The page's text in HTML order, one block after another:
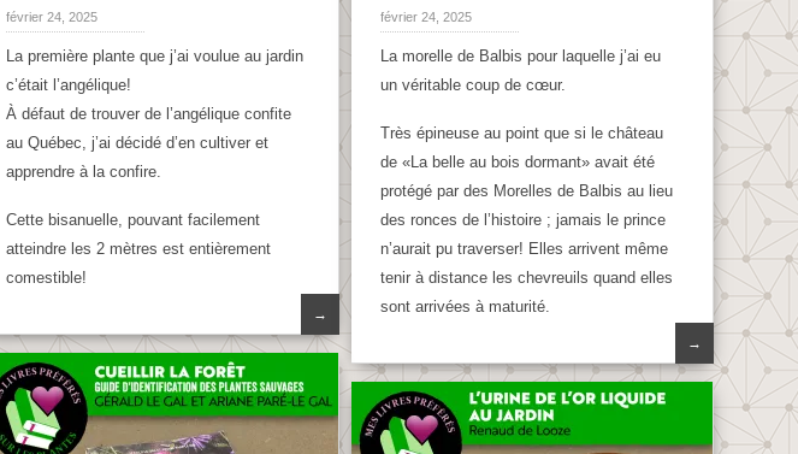
février 24, 2025
La première plante que j’ai voulue au jardin
c’était l’angélique!
À défaut de trouver de l’angélique confite
au Québec, j’ai décidé d’en cultiver et
apprendre à la confire.
Cette bisanuelle, pouvant facilement
atteindre les 2 mètres est entièrement
comestible!
→
février 24, 2025
La morelle de Balbis pour laquelle j’ai eu
un véritable coup de cœur.
Très épineuse au point que si le château
de «La belle au bois dormant» avait été
protégé par des Morelles de Balbis au lieu
des ronces de l’histoire ; jamais le prince
n’aurait pu traverser! Elles arrivent même
tenir à distance les chevreuils quand elles
sont arrivées à maturité.
→